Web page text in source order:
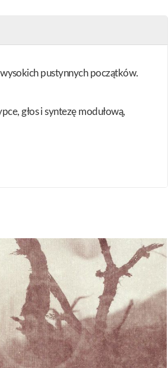
pustynnych początków.
głos i syntezę modułową,